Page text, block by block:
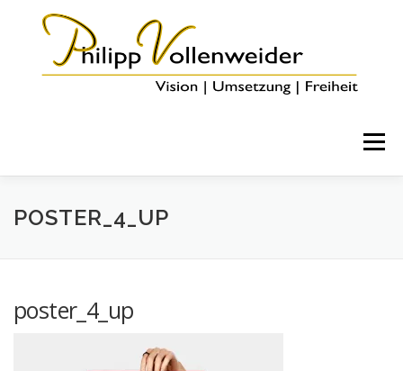
Menü
HOME ÜBER MICH
POSTER_4_UP
poster_4_up